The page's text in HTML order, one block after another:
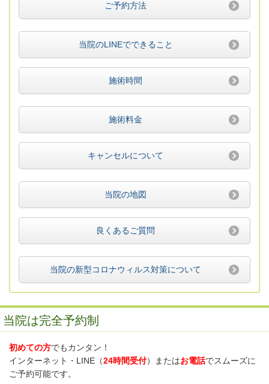
ご予約方法
当院のLINEでできること
施術時間
施術料金
キャンセルについて
当院の地図
良くあるご質問
当院の新型コロナウィルス対策について
当院は完全予約制
初めての方でもカンタン！
インターネット・LINE（24時間受付）またはお電話でスムーズに
ご予約可能です。